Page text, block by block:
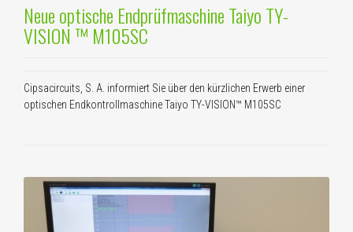
Neue optische Endprüfmaschine Taiyo TY-
VISION ™ M105SC
Cipsacircuits, S. A. informiert Sie über den kürzlichen Erwerb einer
optischen Endkontrollmaschine Taiyo TY-VISION™ M105SC